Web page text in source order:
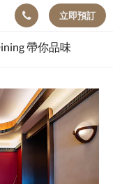
立即預訂
帶你品味